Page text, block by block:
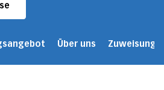
Über uns Zuweisung